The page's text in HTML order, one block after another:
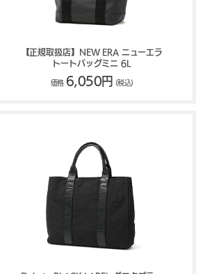
【正規取扱店】NEW ERA ニューエラ
トートバッグミニ 6L
価格 6,050円 (税込)